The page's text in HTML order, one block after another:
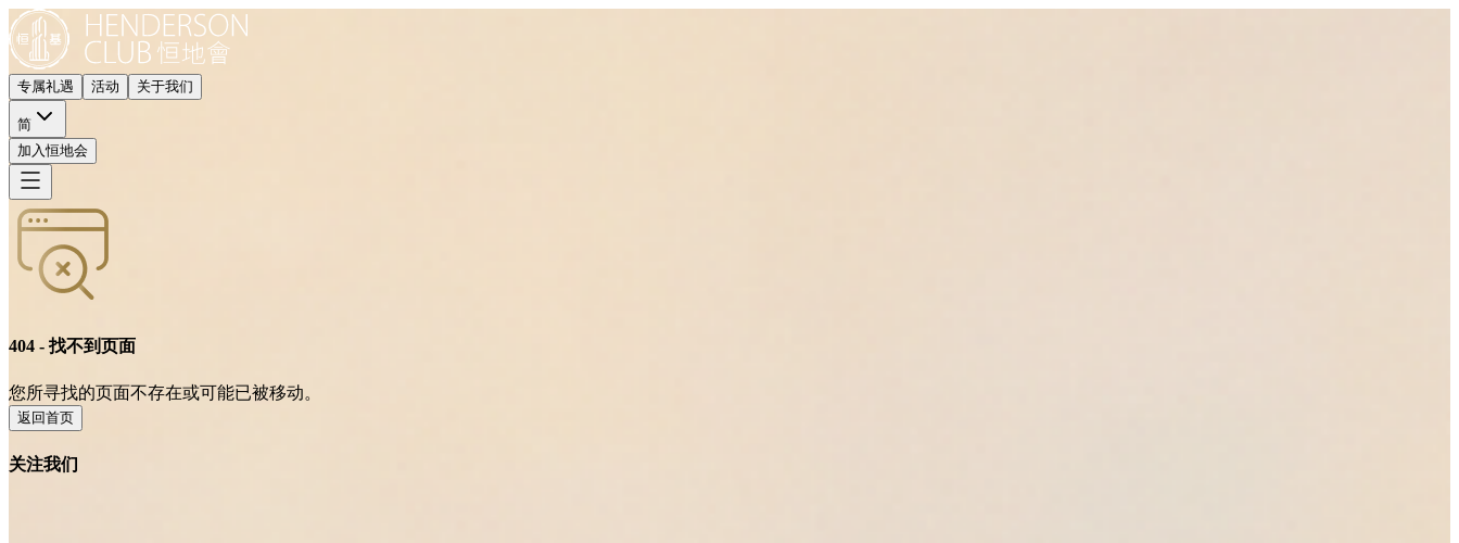
专属礼遇 活动 关于我们
简
加入恒地会
404 - 找不到页面
您所寻找的页面不存在或可能已被移动。
返回首页
关注我们